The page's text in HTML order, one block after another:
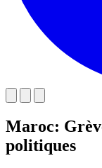
Maroc:
politiques